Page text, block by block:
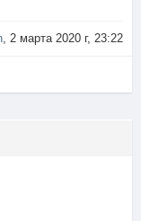
, 2 марта 2020 г, 23:22